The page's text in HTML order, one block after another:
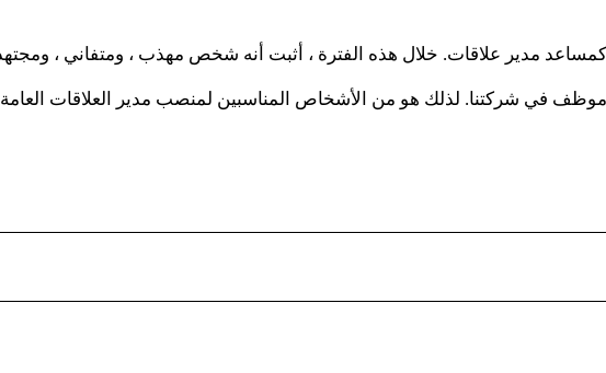
في شركتنا. لذلك هو من الأشخاص المناسبين لمنصب مدير العلاقات العامة